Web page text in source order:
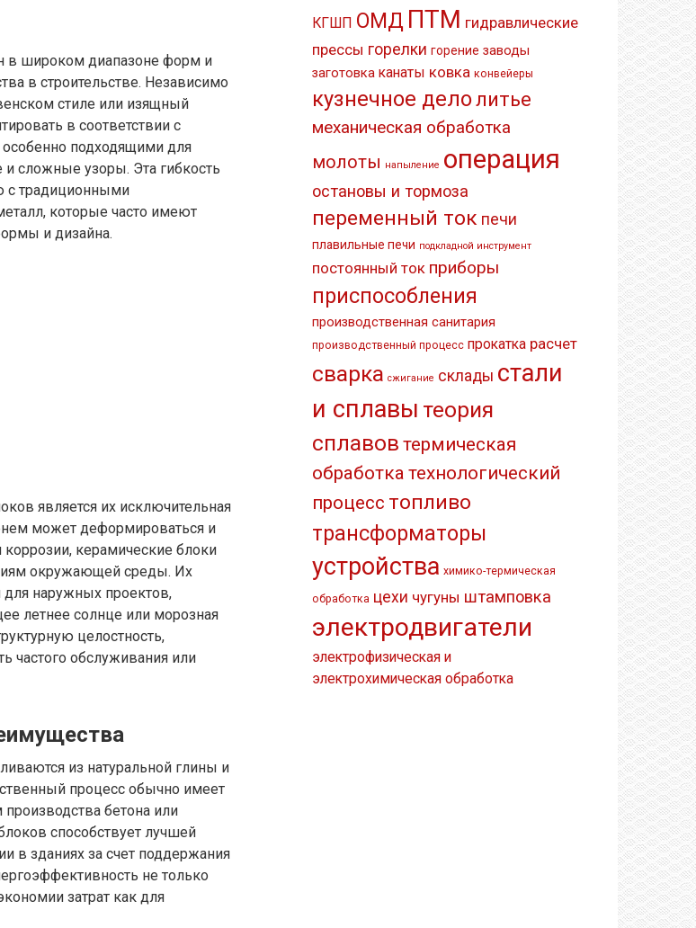
в широком диапазоне форм и
в строительстве. Независимо
стиле или изящный
в соответствии с
подходящими для
сложные узоры. Эта гибкость
с традиционными
которые часто имеют
и дизайна.
является их исключительная
может деформироваться и
коррозии, керамические блоки
окружающей среды. Их
наружных проектов,
летнее солнце или морозная
целостность,
частого обслуживания или
из натуральной глины и
процесс обычно имеет
бетона или
способствует лучшей
в зданиях за счет поддержания
не только
затрат как для
КГШП ОМД ПТМ гидравлические
прессы горелки горение заводы
заготовка канаты ковка конвейеры
кузнечное делолитье
механическая обработка
молоты напыление операция
остановы и тормоза
переменный ток печи
плавильные печи подкладной инструмент
постоянный ток приборы
приспособления
производственная санитария
производственный процесс прокатка расчет
сварка сжигание склады стали
и сплавы теория
сплавов термическая
обработка технологический
процесс топливо
трансформаторы
устройства химико-термическая
обработка цехи чугуны штамповка
электродвигатели
электрофизическая и
электрохимическая обработка